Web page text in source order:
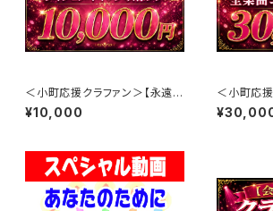
＜小町応援クラファン＞【永遠の
記憶】ライブ＆メイキング映像プ
ラン
¥10,000
＜小町応援
の軌跡】プ
曲コンプリ